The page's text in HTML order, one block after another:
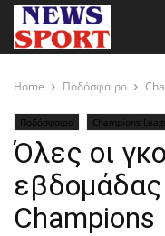
Home Ποδόσφαιρο
Ποδόσφαιρο Champions
Όλες οι
εβδομάδας
Champions